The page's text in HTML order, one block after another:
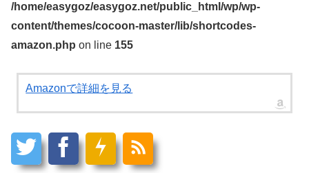
/home/easygoz/easygoz.net/public_html/wp/wp-
content/themes/cocoon-master/lib/shortcodes-
amazon.php on line 155
Amazonで詳細を見る